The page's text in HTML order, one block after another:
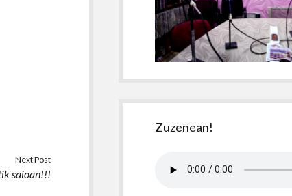
Next Post
saioan!!!
Zuzenean!